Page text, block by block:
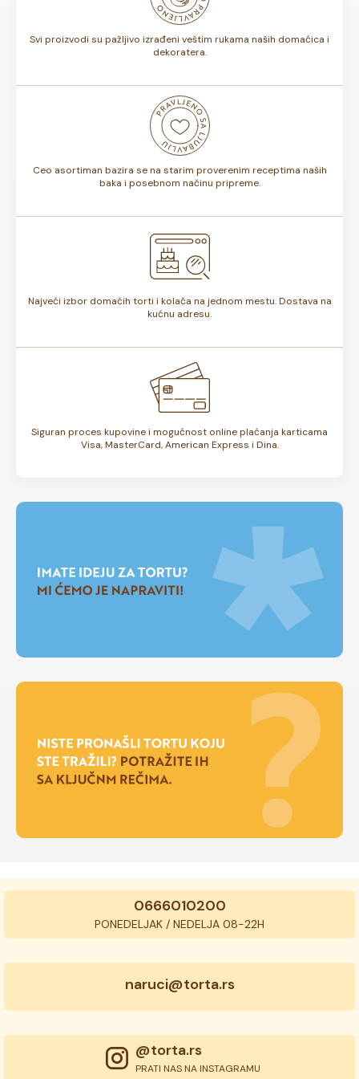
Svi proizvodi su pažljivo izrađeni veštim rukama naših domaćica i
dekoratera.
Ceo asortiman bazira se na starim proverenim receptima naših
baka i posebnom načinu pripreme.
Najveći izbor domaćih torti i kolača na jednom mestu. Dostava na
kućnu adresu.
Siguran proces kupovine i mogućnost online plaćanja karticama
Visa, MasterCard, American Express i Dina.
0666010200
PONEDELJAK / NEDELJA 08-22H
naruci@torta.rs
@torta.rs
PRATI NAS NA INSTAGRAMU